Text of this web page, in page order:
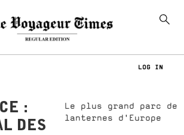
LOG IN
:
DES
Le plus grand parc de
lanternes d'Europe